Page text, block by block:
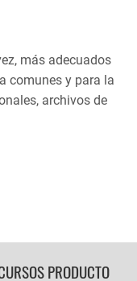
más adecuados
comunes y para la
archivos de
PRODUCTO